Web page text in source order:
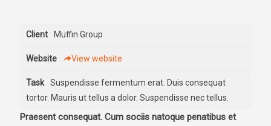
Client Muffin Group
Website View website
Task
Suspendisse fermentum erat. Duis consequat
tortor. Mauris ut tellus a dolor. Suspendisse nec tellus.
Praesent consequat. Cum sociis natoque penatibus et